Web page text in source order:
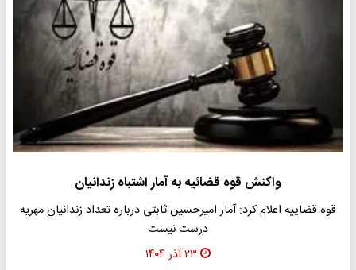
واکنش قوه قضائیه به آمار اشتباه زندانیان
قوه قضاییه اعلام کرد: آمار امیرحسین ثابتی درباره تعداد زندانیان مهریه
درست نیست
۲۳ آذر ۱۴۰۴